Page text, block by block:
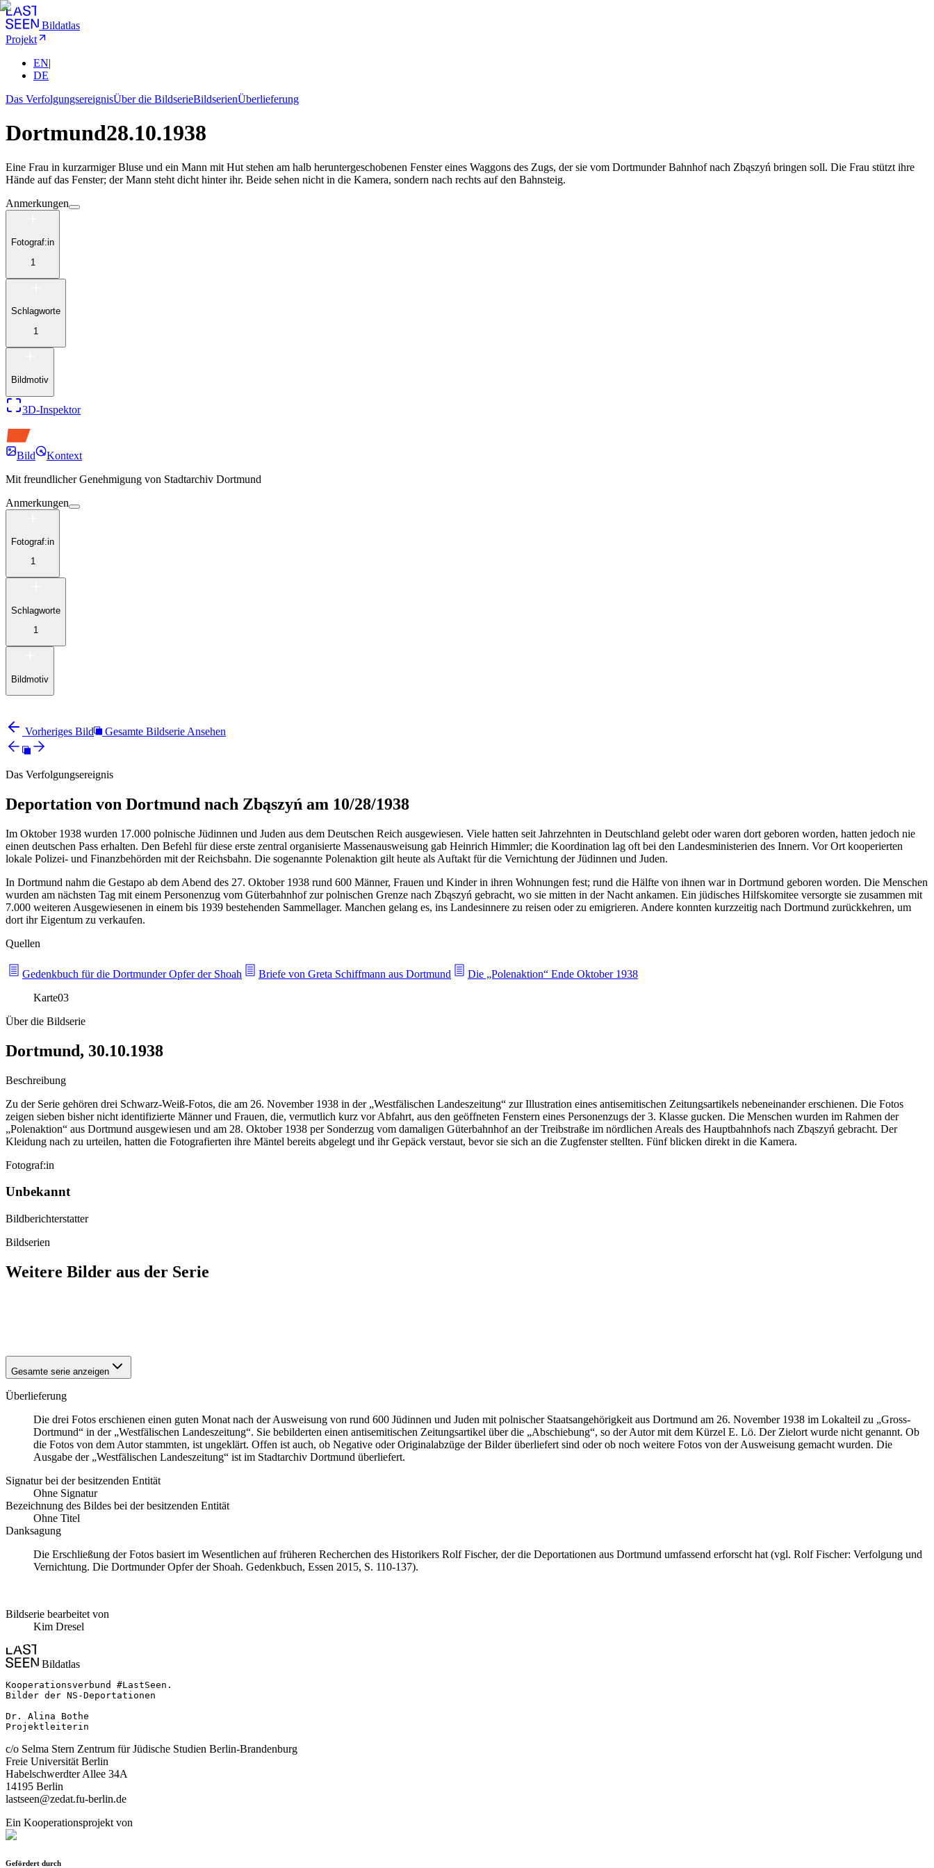
Bildatlas
Projekt
EN|
DE
Das VerfolgungsereignisÜber die BildserieBildserienÜberlieferung
Dortmund28.10.1938
Eine Frau in kurzarmiger Bluse und ein Mann mit Hut stehen am halb heruntergeschobenen Fenster eines Waggons des Zugs, der sie vom Dortmunder Bahnhof nach Zbąszyń bringen soll. Die Frau stützt ihre
Hände auf das Fenster; der Mann steht dicht hinter ihr. Beide sehen nicht in die Kamera, sondern nach rechts auf den Bahnsteig.
Anmerkungen
Fotograf:in
1
Schlagworte
1
Bildmotiv
3D-Inspektor
Bild
Kontext
Mit freundlicher Genehmigung von Stadtarchiv Dortmund
Anmerkungen
Fotograf:in
1
Schlagworte
1
Bildmotiv
Vorheriges Bild Gesamte Bildserie Ansehen
Das Verfolgungsereignis
Deportation von Dortmund nach Zbąszyń am 10/28/1938
Im Oktober 1938 wurden 17.000 polnische Jüdinnen und Juden aus dem Deutschen Reich ausgewiesen. Viele hatten seit Jahrzehnten in Deutschland gelebt oder waren dort geboren worden, hatten jedoch nie
einen deutschen Pass erhalten. Den Befehl für diese erste zentral organisierte Massenausweisung gab Heinrich Himmler; die Koordination lag oft bei den Landesministerien des Innern. Vor Ort kooperierten
lokale Polizei- und Finanzbehörden mit der Reichsbahn. Die sogenannte Polenaktion gilt heute als Auftakt für die Vernichtung der Jüdinnen und Juden.
In Dortmund nahm die Gestapo ab dem Abend des 27. Oktober 1938 rund 600 Männer, Frauen und Kinder in ihren Wohnungen fest; rund die Hälfte von ihnen war in Dortmund geboren worden. Die Menschen
wurden am nächsten Tag mit einem Personenzug vom Güterbahnhof zur polnischen Grenze nach Zbąszyń gebracht, wo sie mitten in der Nacht ankamen. Ein jüdisches Hilfskomitee versorgte sie zusammen mit
7.000 weiteren Ausgewiesenen in einem bis 1939 bestehenden Sammellager. Manchen gelang es, ins Landesinnere zu reisen oder zu emigrieren. Andere konnten kurzzeitig nach Dortmund zurückkehren, um
dort ihr Eigentum zu verkaufen.
Quellen
Gedenkbuch für die Dortmunder Opfer der Shoah Briefe von Greta Schiffmann aus Dortmund
Die „Polenaktion“ Ende Oktober 1938
Karte03
Über die Bildserie
Dortmund, 30.10.1938
Beschreibung
Zu der Serie gehören drei Schwarz-Weiß-Fotos, die am 26. November 1938 in der „Westfälischen Landeszeitung“ zur Illustration eines antisemitischen Zeitungsartikels nebeneinander erschienen. Die Fotos
zeigen sieben bisher nicht identifizierte Männer und Frauen, die, vermutlich kurz vor Abfahrt, aus den geöffneten Fenstern eines Personenzugs der 3. Klasse gucken. Die Menschen wurden im Rahmen der
„Polenaktion“ aus Dortmund ausgewiesen und am 28. Oktober 1938 per Sonderzug vom damaligen Güterbahnhof an der Treibstraße im nördlichen Areals des Hauptbahnhofs nach Zbąszyń gebracht. Der
Kleidung nach zu urteilen, hatten die Fotografierten ihre Mäntel bereits abgelegt und ihr Gepäck verstaut, bevor sie sich an die Zugfenster stellten. Fünf blicken direkt in die Kamera.
Fotograf:in
Unbekannt
Bildberichterstatter
Bildserien
Weitere Bilder aus der Serie
Gesamte serie anzeigen
Überlieferung
Die drei Fotos erschienen einen guten Monat nach der Ausweisung von rund 600 Jüdinnen und Juden mit polnischer Staatsangehörigkeit aus Dortmund am 26. November 1938 im Lokalteil zu „Gross-
Dortmund“ in der „Westfälischen Landeszeitung“. Sie bebilderten einen antisemitischen Zeitungsartikel über die „Abschiebung“, so der Autor mit dem Kürzel E. Lö. Der Zielort wurde nicht genannt. Ob
die Fotos von dem Autor stammten, ist ungeklärt. Offen ist auch, ob Negative oder Originalabzüge der Bilder überliefert sind oder ob noch weitere Fotos von der Ausweisung gemacht wurden. Die
Ausgabe der „Westfälischen Landeszeitung“ ist im Stadtarchiv Dortmund überliefert.
Signatur bei der besitzenden Entität
Ohne Signatur
Bezeichnung des Bildes bei der besitzenden Entität
Ohne Titel
Danksagung
Die Erschließung der Fotos basiert im Wesentlichen auf früheren Recherchen des Historikers Rolf Fischer, der die Deportationen aus Dortmund umfassend erforscht hat (vgl. Rolf Fischer: Verfolgung und
Vernichtung. Die Dortmunder Opfer der Shoah. Gedenkbuch, Essen 2015, S. 110-137).
Bildserie bearbeitet von
Kim Dresel
Bildatlas
Kooperationsverbund #LastSeen.
Bilder der NS-Deportationen
Dr. Alina Bothe
Projektleiterin
c/o Selma Stern Zentrum für Jüdische Studien Berlin-Brandenburg
Freie Universität Berlin
Habelschwerdter Allee 34A
14195 Berlin
lastseen@zedat.fu-berlin.de
Ein Kooperationsprojekt von
Gefördert durch